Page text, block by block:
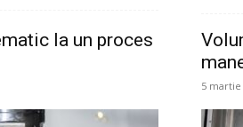
la un proces
5 martie